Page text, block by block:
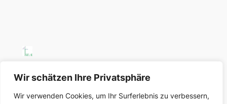
Wir schätzen Ihre Privatsphäre
Wir verwenden Cookies, um Ihr Surferlebnis zu verbessern,
Region Ost der Selbständigen Evangelisch-